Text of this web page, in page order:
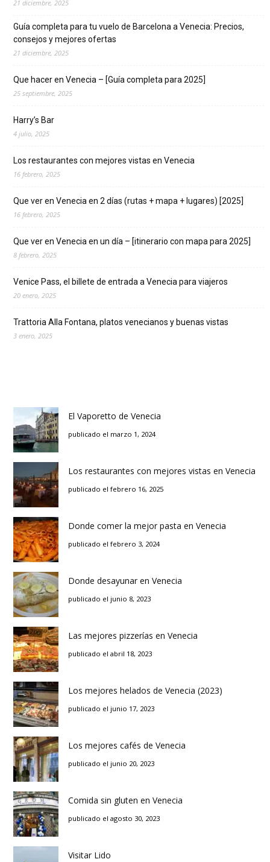
21 diciembre, 2025
Guía completa para tu vuelo de Barcelona a Venecia: Precios,
consejos y mejores ofertas
21 diciembre, 2025
Que hacer en Venecia – [Guía completa para 2025]
25 septiembre, 2025
Harry’s Bar
4 julio, 2025
Los restaurantes con mejores vistas en Venecia
16 febrero, 2025
Que ver en Venecia en 2 días (rutas + mapa + lugares) [2025]
16 febrero, 2025
Que ver en Venecia en un día – [itinerario con mapa para 2025]
8 febrero, 2025
Venice Pass, el billete de entrada a Venecia para viajeros
20 enero, 2025
Trattoria Alla Fontana, platos venecianos y buenas vistas
3 enero, 2025
El Vaporetto de Venecia
publicado el marzo 1, 2024
Los restaurantes con mejores vistas en Venecia
publicado el febrero 16, 2025
Donde comer la mejor pasta en Venecia
publicado el febrero 3, 2024
Donde desayunar en Venecia
publicado el junio 8, 2023
Las mejores pizzerías en Venecia
publicado el abril 18, 2023
Los mejores helados de Venecia (2023)
publicado el junio 17, 2023
Los mejores cafés de Venecia
publicado el junio 20, 2023
Comida sin gluten en Venecia
publicado el agosto 30, 2023
Visitar Lido